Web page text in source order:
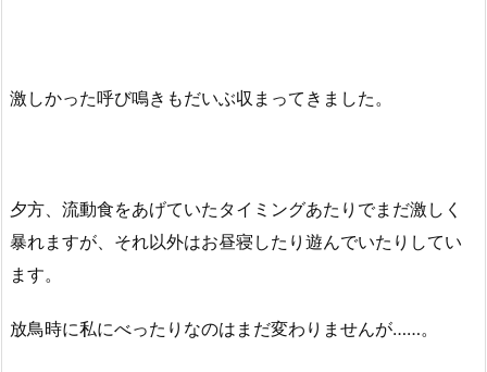
激しかった呼び鳴きもだいぶ収まってきました。
夕方、流動食をあげていたタイミングあたりでまだ激しく
暴れますが、それ以外はお昼寝したり遊んでいたりしてい
ます。
放鳥時に私にべったりなのはまだ変わりませんが……。